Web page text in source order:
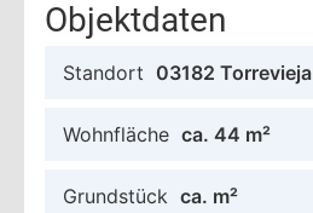
Objektdaten
Standort 03182 Torrevieja
Wohnfläche ca. 44 m²
Grundstück ca. m²